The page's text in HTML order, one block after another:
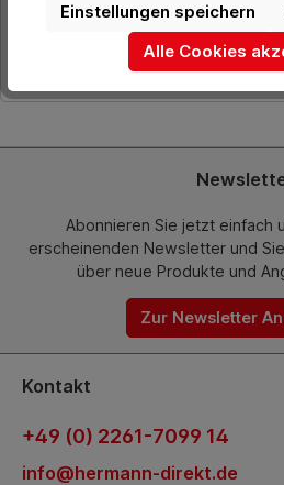
Abonnieren Sie jetzt einfach
erscheinenden Newsletter und
über neue Produkte und
Zur Newsletter
Kontakt
+49 (0) 2261-7099 14
info@hermann-direkt.de
Einstellungen speichern
Alle Cookies